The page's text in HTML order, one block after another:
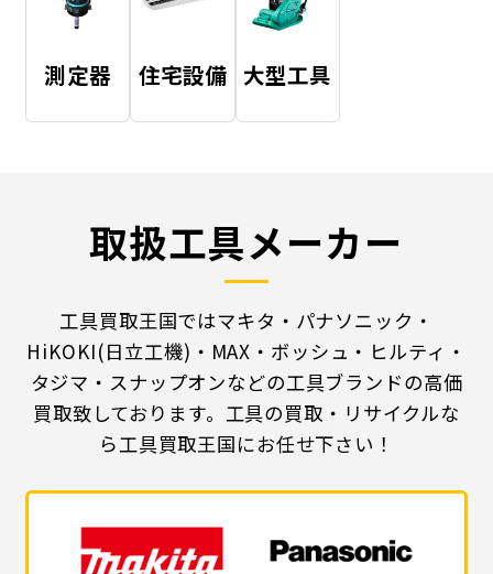
測定器 住宅設備 大型工具
取扱工具メーカー
工具買取王国ではマキタ・パナソニック・
HiKOKI(日立工機)・MAX・ボッシュ・ヒルティ・
タジマ・スナップオンなどの工具ブランドの高価
買取致しております。工具の買取・リサイクルな
ら工具買取王国にお任せ下さい！